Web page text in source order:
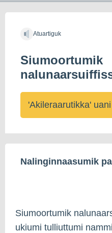
Atuartiguk
Siumoortumik
'Akileraarutikka'
Nalinginnaasumik
Siumoortumik
ukiumi tulliuttumi